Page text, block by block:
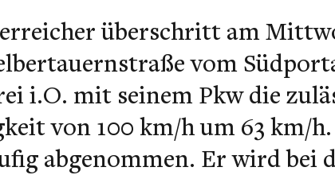
überschritt am
vom
i.O. mit seinem Pkw die
von 100 km/h um 63 km/
abgenommen. Er wird bei